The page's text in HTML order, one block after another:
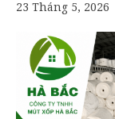
23 Tháng 5, 2026